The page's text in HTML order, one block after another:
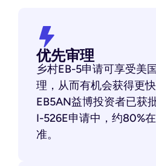
优先审理
乡村EB-5申请可享受美
理，从而有机会获得更
EB5AN益博投资者已获
I-526E申请中，约80%
准。